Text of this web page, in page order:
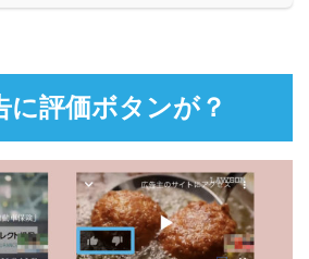
に評価ボタンが？